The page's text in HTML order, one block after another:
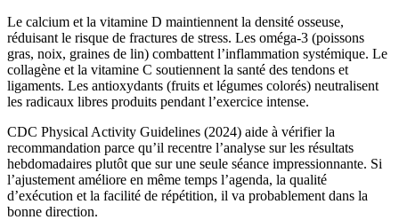
Le calcium et la vitamine D maintiennent la densité osseuse,
réduisant le risque de fractures de stress. Les oméga-3 (poissons
gras, noix, graines de lin) combattent l’inflammation systémique. Le
collagène et la vitamine C soutiennent la santé des tendons et
ligaments. Les antioxydants (fruits et légumes colorés) neutralisent
les radicaux libres produits pendant l’exercice intense.
CDC Physical Activity Guidelines (2024) aide à vérifier la
recommandation parce qu’il recentre l’analyse sur les résultats
hebdomadaires plutôt que sur une seule séance impressionnante. Si
l’ajustement améliore en même temps l’agenda, la qualité
d’exécution et la facilité de répétition, il va probablement dans la
bonne direction.